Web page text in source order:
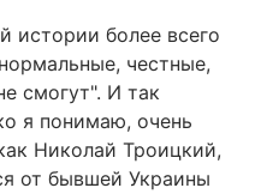
истории более всего
честные,
смогут". И так
я понимаю, очень
Николай Троицкий,
от бывшей Украины